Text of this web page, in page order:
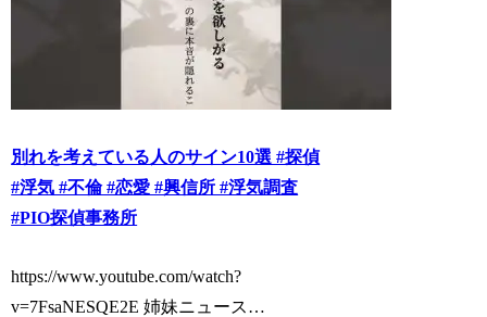
別れを考えている人のサイン10選 #探偵
#浮気 #不倫 #恋愛 #興信所 #浮気調査
#PIO探偵事務所
https://www.youtube.com/watch?
v=7FsaNESQE2E 姉妹ニュース…